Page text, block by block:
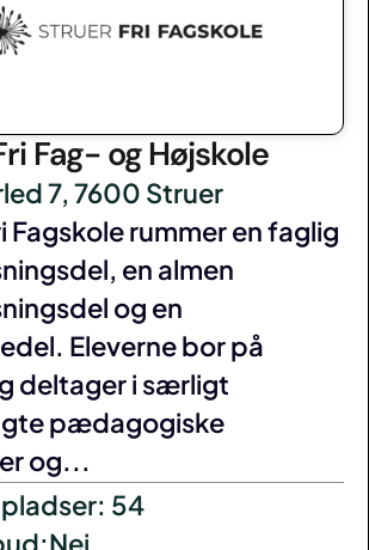
Fag- og Højskole
7, 7600 Struer
Fagskole rummer en faglig
en almen
og en
Eleverne bor på
deltager i særligt
pædagogiske
og...
54